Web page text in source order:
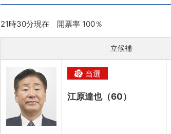
21時30分現在 開票率 100％
立候補
当選
江原達也（60）